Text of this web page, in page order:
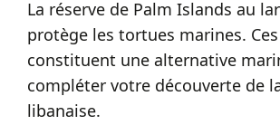
La réserve de Palm Islands au
protège les tortues marines.
constituent une alternative
compléter votre découverte de
libanaise.